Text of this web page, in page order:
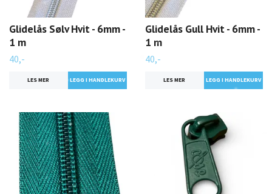
Glidelås Sølv Hvit - 6mm -
1 m
40,-
LES MER
Glidelås Gull Hvit - 6mm -
1 m
40,-
LES MER